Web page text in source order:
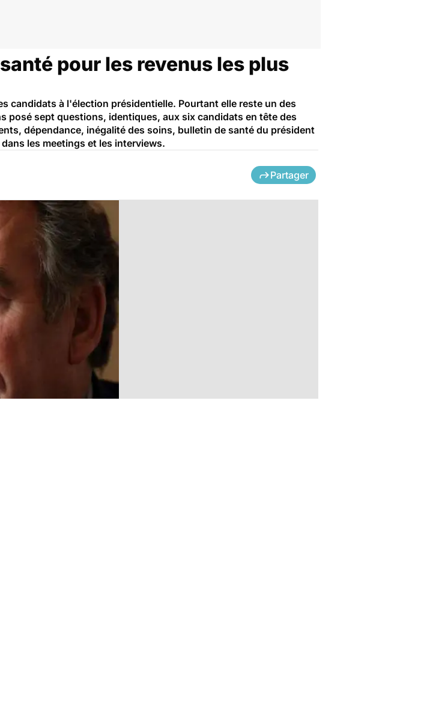
pour les revenus les plus
candidats à l'élection présidentielle. Pourtant elle reste un des
posé sept questions, identiques, aux six candidats en tête des
dépendance, inégalité des soins, bulletin de santé du président
les meetings et les interviews.
Partager